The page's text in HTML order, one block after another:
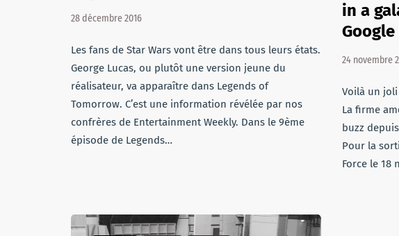
28 décembre 2016
Les fans de Star Wars vont être dans tous leurs états.
George Lucas, ou plutôt une version jeune du
réalisateur, va apparaître dans Legends of
Tomorrow. C’est une information révélée par nos
confrères de Entertainment Weekly. Dans le 9ème
épisode de Legends…
in a
Google
24 novembre
Voilà un
La firme
buzz
Pour la
Force le 18